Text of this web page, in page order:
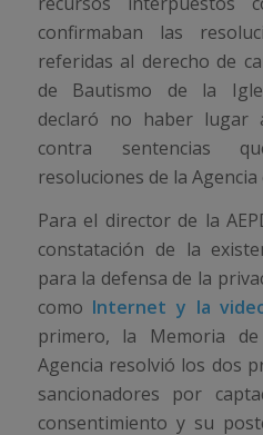
confirmaban las
referidas al derecho de
de Bautismo de la
declaró no haber lugar
contra sentencias
resoluciones de la Agencia
Para el director de la
constatación de la
para la defensa de la
como Internet y la
primero, la Memoria
Agencia resolvió los dos
sancionadores por
consentimiento y su